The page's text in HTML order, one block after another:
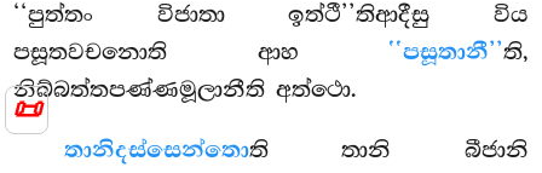
📜
‘‘පුත්තං විජාතා ඉත්ථී’’තිආදීසු විය
පසූතවචනොති ආහ ‘‘පසූතානී’’ති,
නිබ්බත්තපණ්ණමූලානීති අත්ථො.
තානිදස්සෙන්තොති තානි බීජානි